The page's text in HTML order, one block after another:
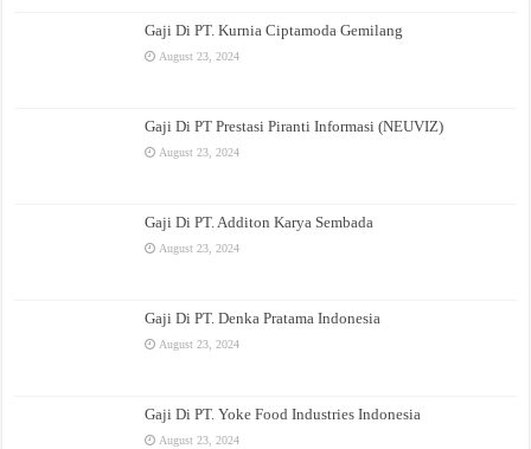
Gaji Di PT. Kurnia Ciptamoda Gemilang
August 23, 2024
Gaji Di PT Prestasi Piranti Informasi (NEUVIZ)
August 23, 2024
Gaji Di PT. Additon Karya Sembada
August 23, 2024
Gaji Di PT. Denka Pratama Indonesia
August 23, 2024
Gaji Di PT. Yoke Food Industries Indonesia
August 23, 2024